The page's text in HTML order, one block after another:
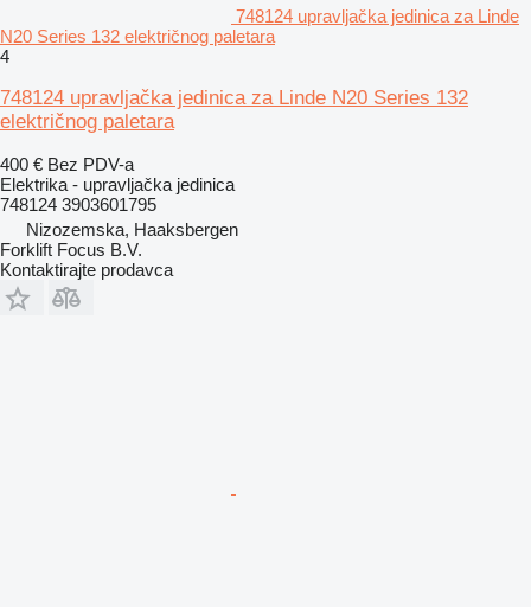
748124 upravljačka jedinica za Linde
N20 Series 132 električnog paletara
4
748124 upravljačka jedinica za Linde N20 Series 132
električnog paletara
400 € Bez PDV-a
Elektrika - upravljačka jedinica
748124 3903601795
Nizozemska, Haaksbergen
Forklift Focus B.V.
Kontaktirajte prodavca